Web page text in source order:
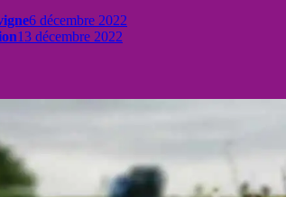
6 décembre 2022
13 décembre 2022